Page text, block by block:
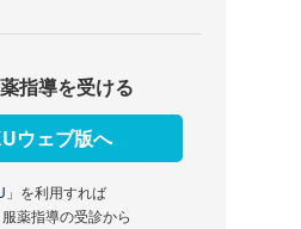
指導を受ける
ウェブ版へ
を利用すれば
薬指導の受診から